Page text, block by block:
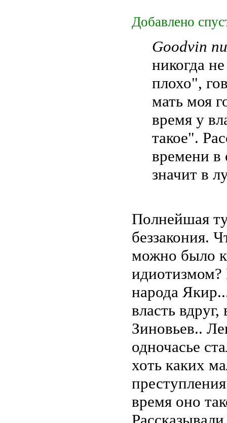
Добавлено
Goodvin
никогда
плохо",
мать моя
время у
такое".
времени в
значит в
Полнейшая
беззакония.
можно было
идиотизмом?
народа
власть
Зиновьев..
одночасье
хоть каких
время оно